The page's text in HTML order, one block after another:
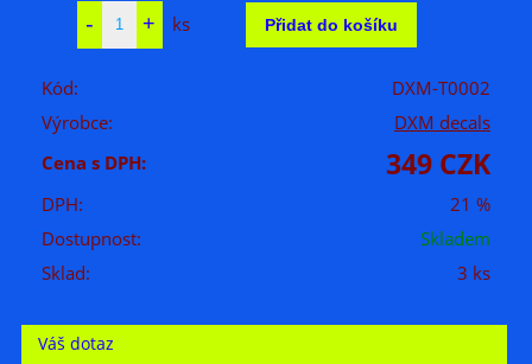
ks
Kód:
DXM-T0002
Výrobce:
DXM decals
Cena s DPH:
349 CZK
DPH:
21 %
Dostupnost:
Skladem
Sklad:
3 ks
Váš dotaz